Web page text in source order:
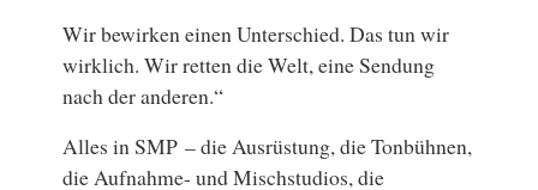
Wir bewirken einen Unterschied. Das tun wir
wirklich. Wir retten die Welt, eine Sendung
nach der anderen.“
Alles in SMP – die Ausrüstung, die Tonbühnen,
die Aufnahme- und Mischstudios, die